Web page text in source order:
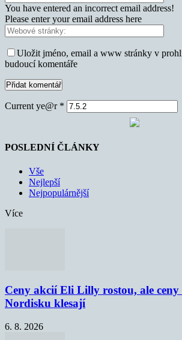
You have entered an incorrect email address!
Please enter your email address here
Uložit jméno, email a www stránky v
budoucí komentáře
Current ye@r *
POSLEDNÍ ČLÁNKY
Vše
Nejlepší
Nejpopulárnější
Více
Ceny akcií Eli Lilly rostou, ale
Nordisku klesají
6. 8. 2026